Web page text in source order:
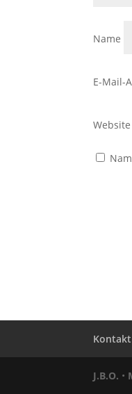
Name
E-Mail-
Website
Kontakt
J.B.O. •